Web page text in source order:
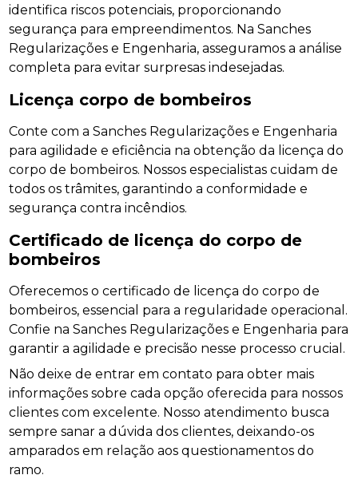
identifica riscos potenciais, proporcionando
segurança para empreendimentos. Na Sanches
Regularizações e Engenharia, asseguramos a análise
completa para evitar surpresas indesejadas.
Licença corpo de bombeiros
Conte com a Sanches Regularizações e Engenharia
para agilidade e eficiência na obtenção da licença do
corpo de bombeiros. Nossos especialistas cuidam de
todos os trâmites, garantindo a conformidade e
segurança contra incêndios.
Certificado de licença do corpo de
bombeiros
Oferecemos o certificado de licença do corpo de
bombeiros, essencial para a regularidade operacional.
Confie na Sanches Regularizações e Engenharia para
garantir a agilidade e precisão nesse processo crucial.
Não deixe de entrar em contato para obter mais
informações sobre cada opção oferecida para nossos
clientes com excelente. Nosso atendimento busca
sempre sanar a dúvida dos clientes, deixando-os
amparados em relação aos questionamentos do
ramo.